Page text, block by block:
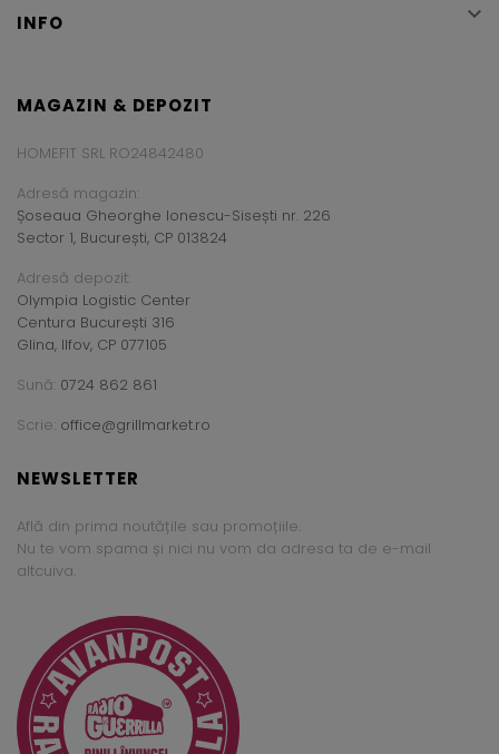
INFO 
MAGAZIN & DEPOZIT
HOMEFIT SRL RO24842480
Adresă magazin:
Șoseaua Gheorghe Ionescu-Sisești nr. 226
Sector 1, București, CP 013824
Adresă depozit:
Olympia Logistic Center
Centura București 316
Glina, Ilfov, CP 077105
Sună: 0724 862 861
Scrie: office@grillmarket.ro
NEWSLETTER
Află din prima noutățile sau promoțiile.
Nu te vom spama și nici nu vom da adresa ta de e-mail
altcuiva.